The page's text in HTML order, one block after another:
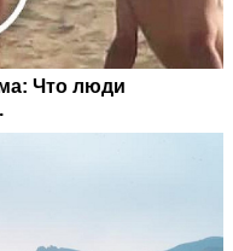
Что люди